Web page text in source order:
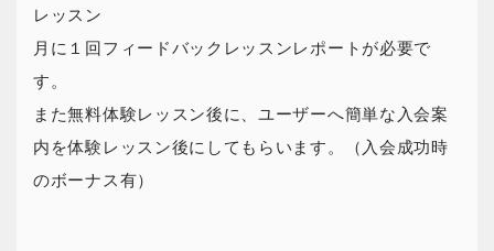
レッスン
月に１回フィードバックレッスンレポートが必要で
す。
また無料体験レッスン後に、ユーザーへ簡単な入会案
内を体験レッスン後にしてもらいます。（入会成功時
のボーナス有）